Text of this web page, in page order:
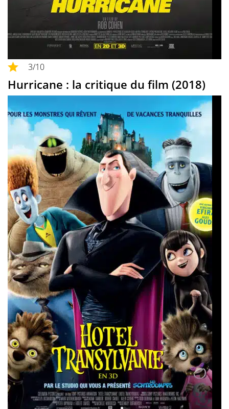
3/10
Hurricane : la critique du film (2018)